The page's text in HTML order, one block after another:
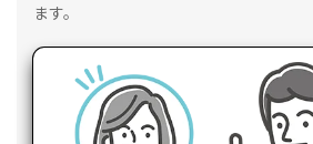
ます。